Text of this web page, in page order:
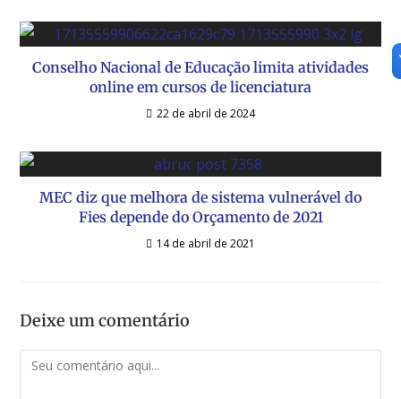
Conselho Nacional de Educação limita atividades
online em cursos de licenciatura
22 de abril de 2024
MEC diz que melhora de sistema vulnerável do
Fies depende do Orçamento de 2021
14 de abril de 2021
Deixe um comentário